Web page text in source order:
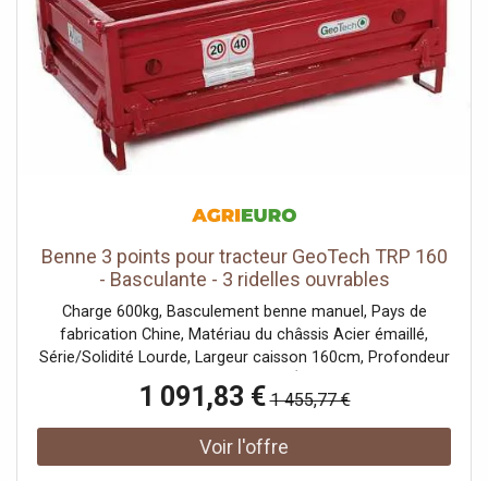
auto-verrouillage, mode confidentialité, alerte porte
ouverte
Benne 3 points pour tracteur GeoTech TRP 160
- Basculante - 3 ridelles ouvrables
Charge 600kg, Basculement benne manuel, Pays de
fabrication Chine, Matériau du châssis Acier émaillé,
Série/Solidité Lourde, Largeur caisson 160cm, Profondeur
caisson 110, Activation À tracteur
1 091,83 € 1 455,77 €